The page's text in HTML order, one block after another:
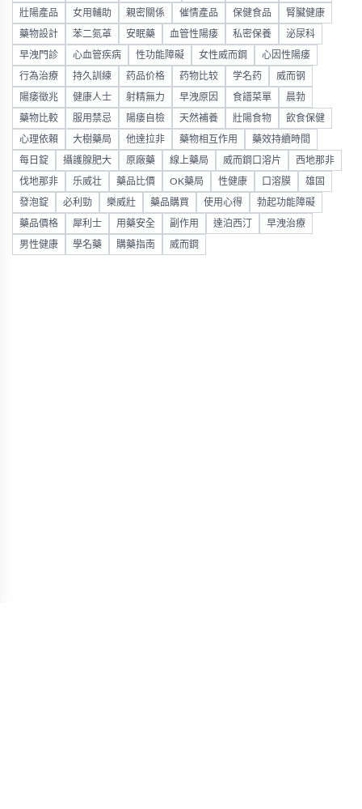
壯陽產品 女用輔助 親密關係 催情產品 保健食品 腎臟健康
藥物設計 苯二氮䓬 安眠藥 血管性陽痿 私密保養 泌尿科
早洩門診 心血管疾病 性功能障礙 女性威而鋼 心因性陽痿
行為治療 持久訓練 药品价格 药物比较 学名药 威而钢
陽痿徵兆 健康人士 射精無力 早洩原因 食譜菜單 晨勃
藥物比較 服用禁忌 陽痿自檢 天然補養 壯陽食物 飲食保健
心理依賴 大樹藥局 他達拉非 藥物相互作用 藥效持續時間
每日錠 攝護腺肥大 原廠藥 線上藥局 威而鋼口溶片 西地那非
伐地那非 乐威壮 藥品比價 OK藥局 性健康 口溶膜 雄固
發泡錠 必利勁 樂威壯 藥品購買 使用心得 勃起功能障礙
藥品價格 犀利士 用藥安全 副作用 達泊西汀 早洩治療
男性健康 學名藥 購藥指南 威而鋼